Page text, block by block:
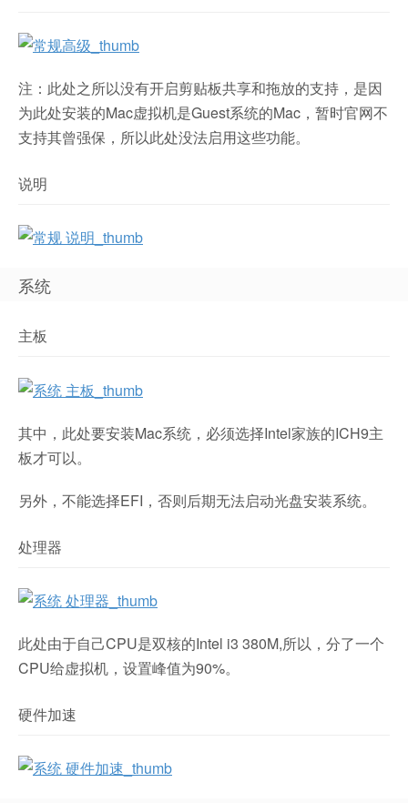
注：此处之所以没有开启剪贴板共享和拖放的支持，是因
为此处安装的Mac虚拟机是Guest系统的Mac，暂时官网不
支持其曾强保，所以此处没法启用这些功能。
说明
系统
主板
其中，此处要安装Mac系统，必须选择Intel家族的ICH9主
板才可以。
另外，不能选择EFI，否则后期无法启动光盘安装系统。
处理器
此处由于自己CPU是双核的Intel i3 380M,所以，分了一个
CPU给虚拟机，设置峰值为90%。
硬件加速